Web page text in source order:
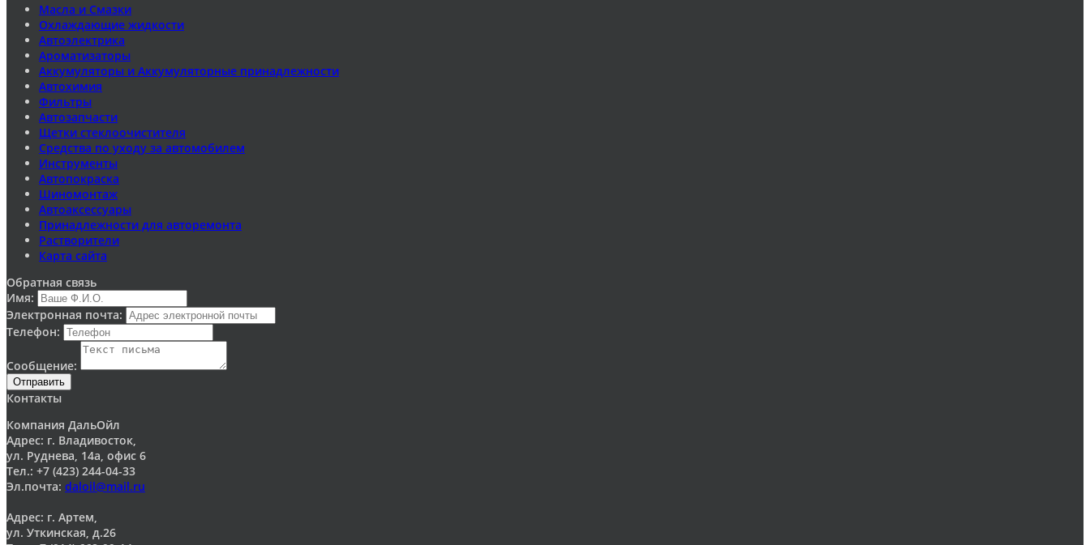
Масла и Смазки
Охлаждающие жидкости
Автоэлектрика
Ароматизаторы
Аккумуляторы и Аккумуляторные принадлежности
Автохимия
Фильтры
Автозапчасти
Щетки стеклоочистителя
Средства по уходу за автомобилем
Инструменты
Автопокраска
Шиномонтаж
Автоаксессуары
Принадлежности для авторемонта
Растворители
Карта сайта
Обратная связь
Имя:
Электронная почта:
Телефон:
Сообщение:
Отправить
Контакты
Компания ДальОйл
Адрес: г. Владивосток,
ул. Руднева, 14а, офис 6
Тел.: +7 (423) 244-04-33
Эл.почта: daloil@mail.ru
Адрес: г. Артем,
ул. Уткинская, д.26